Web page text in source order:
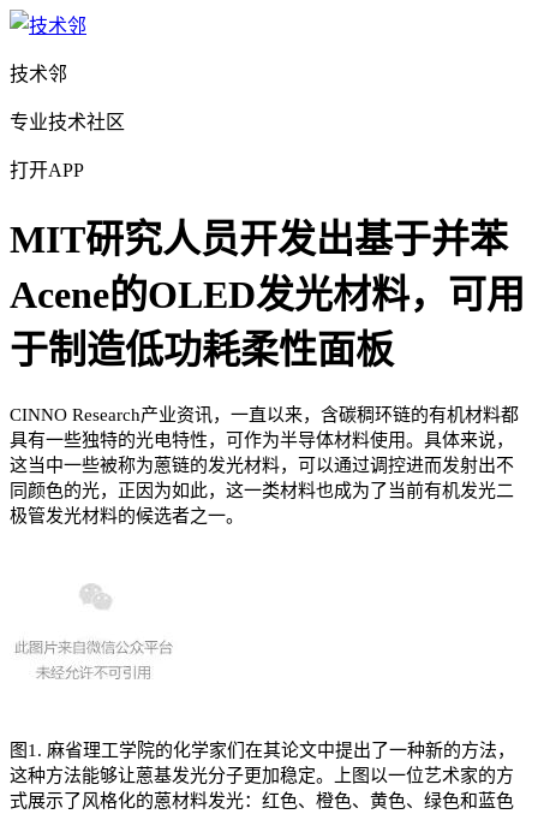
技术邻
专业技术社区
打开APP
MIT研究人员开发出基于并苯
Acene的OLED发光材料，可用
于制造低功耗柔性面板
CINNO Research产业资讯，一直以来，含碳稠环链的有机材料都
具有一些独特的光电特性，可作为半导体材料使用。具体来说，
这当中一些被称为蒽链的发光材料，可以通过调控进而发射出不
同颜色的光，正因为如此，这一类材料也成为了当前有机发光二
极管发光材料的候选者之一。
图1. 麻省理工学院的化学家们在其论文中提出了一种新的方法，
这种方法能够让蒽基发光分子更加稳定。上图以一位艺术家的方
式展示了风格化的蒽材料发光：红色、橙色、黄色、绿色和蓝色